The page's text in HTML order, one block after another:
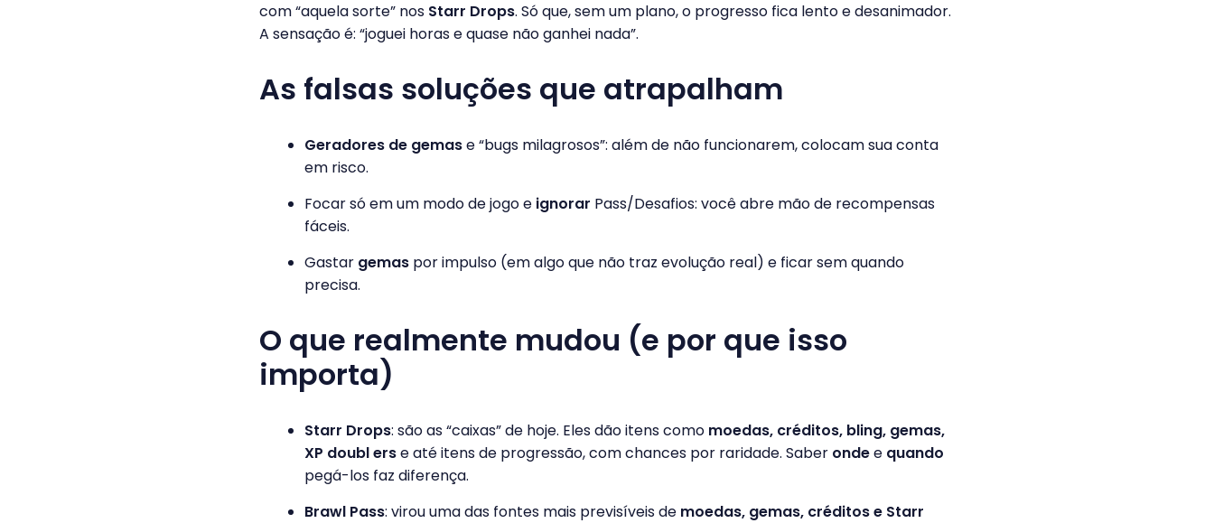
com “aquela sorte” nos Starr Drops. Só que, sem um plano, o progresso fica lento e desanimador.
A sensação é: “joguei horas e quase não ganhei nada”.
As falsas soluções que atrapalham
Geradores de gemase “bugs milagrosos”: além de não funcionarem, colocam sua conta
em risco.
Focar só em um modo de jogo e ignorar Pass/Desafios: você abre mão de recompensas
fáceis.
Gastar gemas por impulso (em algo que não traz evolução real) e ficar sem quando
precisa.
O que realmente mudou (e por que isso
importa)
Starr Drops: são as “caixas” de hoje. Eles dão itens como moedas, créditos, bling, gemas,
XP doubl erse até itens de progressão, com chances por raridade. Saber ondee quando
pegá-los faz diferença.
Brawl Pass: virou uma das fontes mais previsíveis de moedas, gemas, créditos e Starr